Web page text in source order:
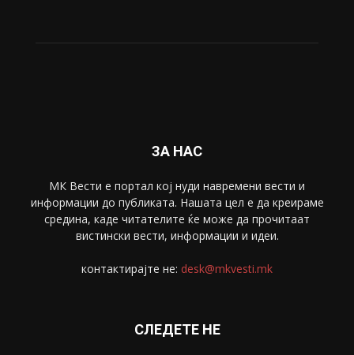
ЗА НАС
МК Вести е портал коj нуди навремени вести и
информации до публиката. Нашата цел е да креираме
средина, каде читателите ќе може да прочитаат
вистински вести, информации и идеи.
контактирајте не: desk@mkvesti.mk
СЛЕДЕТЕ НЕ